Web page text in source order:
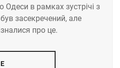
Одеси в рамках зустрічі з
засекречений, але
про це.